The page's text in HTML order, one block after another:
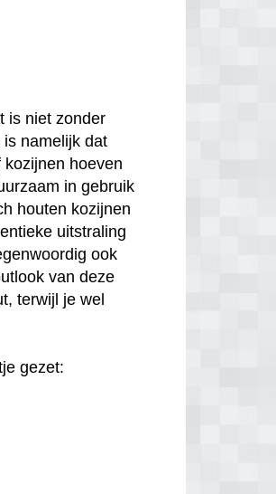
is niet zonder
namelijk dat
hoeven
in gebruik
houten kozijnen
uitstraling
ook
van deze
terwijl je wel
gezet: